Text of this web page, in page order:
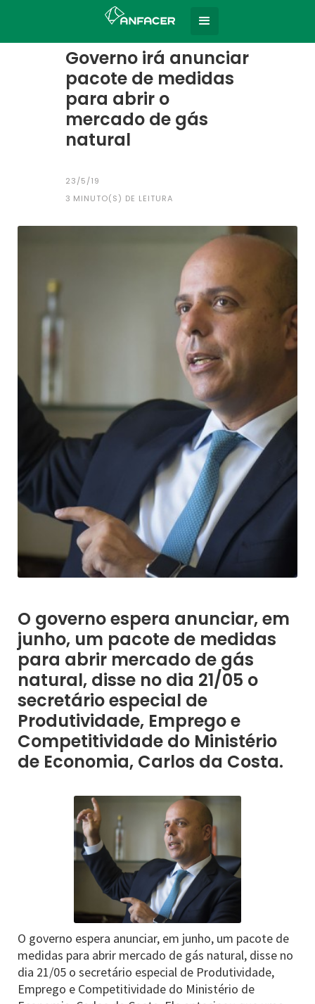
Todas as notícias
Governo irá anunciar
pacote de medidas
para abrir o
mercado de gás
natural
23/5/19
3 MINUTO(S) DE LEITURA
O governo espera anunciar, em
junho, um pacote de medidas
para abrir mercado de gás
natural, disse no dia 21/05 o
secretário especial de
Produtividade, Emprego e
Competitividade do Ministério
de Economia, Carlos da Costa.
O governo espera anunciar, em junho, um pacote de
medidas para abrir mercado de gás natural, disse no
dia 21/05 o secretário especial de Produtividade,
Emprego e Competitividade do Ministério de